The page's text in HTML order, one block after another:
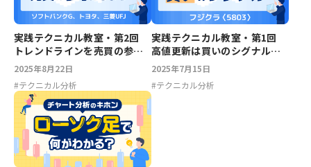
実践テクニカル教室・第2回
トレンドラインを売買の参考
にしよう～ソフトバンクG、ト
ヨタ、三菱UFJ
2025年8月22日
#テクニカル分析
実践テクニカル教室・第1回
高値更新は買いのシグナル～
フジクラ
2025年7月15日
#テクニカル分析